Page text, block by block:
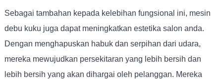
Sebagai tambahan kepada kelebihan fungsional ini, mesin
debu kuku juga dapat meningkatkan estetika salon anda.
Dengan menghapuskan habuk dan serpihan dari udara,
mereka mewujudkan persekitaran yang lebih bersih dan
lebih bersih yang akan dihargai oleh pelanggan. Mereka